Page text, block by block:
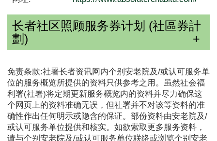
长者社区照顾服务券计划 (社區券計
劃)
免责条款:社署长者资讯网内个别安老院及/或认可服务单
位的服务概览所提供的资料只供参考之用。虽然社会福
利署(社署)将定期更新服务概览内的资料并尽力确保这
个网页上的资料准确无误，但社署并不对该等资料的准
确性作出任何明示或隐含的保证。部份资料由安老院及/
或认可服务单位提供和核实。如欲索取更多服务资料，
请与个别安老院及/或认可服务单位联络或浏览个别安老